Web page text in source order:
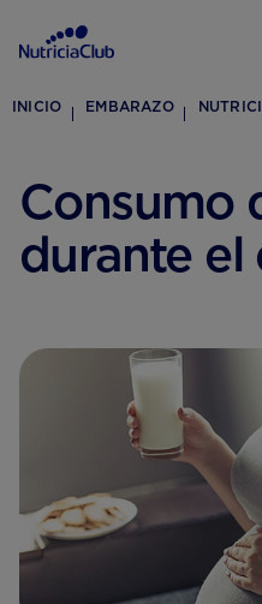
INICIO EMBARAZO
Consumo
durante el